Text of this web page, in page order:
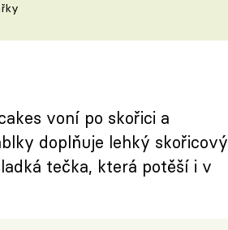
voní po skořici a
doplňuje lehký skořicový
tečka, která potěší i v